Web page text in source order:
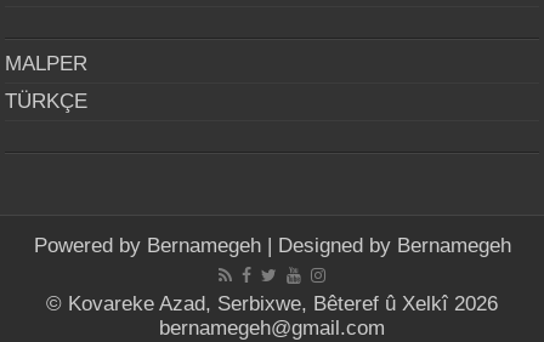
MALPER
TÜRKÇE
Powered by Bernamegeh| Designed by Bernamegeh
© Kovareke Azad, Serbixwe, Bêteref û Xelkî 2026
bernamegeh@gmail.com